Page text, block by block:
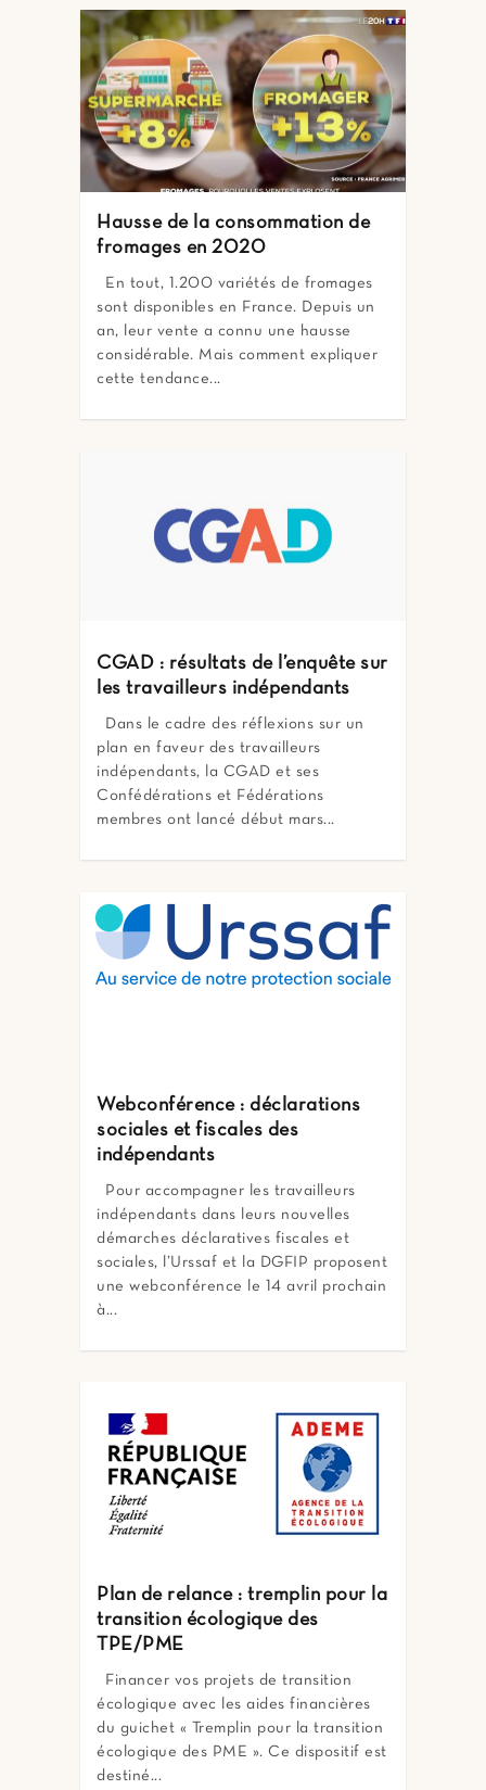
Hausse de la consommation de
fromages en 2020
En tout, 1.200 variétés de fromages
sont disponibles en France. Depuis un
an, leur vente a connu une hausse
considérable. Mais comment expliquer
cette tendance...
CGAD : résultats de l’enquête sur
les travailleurs indépendants
Dans le cadre des réflexions sur un
plan en faveur des travailleurs
indépendants, la CGAD et ses
Confédérations et Fédérations
membres ont lancé début mars...
Webconférence : déclarations
sociales et fiscales des
indépendants
Pour accompagner les travailleurs
indépendants dans leurs nouvelles
démarches déclaratives fiscales et
sociales, l’Urssaf et la DGFIP proposent
une webconférence le 14 avril prochain
à...
Plan de relance : tremplin pour la
transition écologique des
TPE/PME
Financer vos projets de transition
écologique avec les aides financières
du guichet « Tremplin pour la transition
écologique des PME ». Ce dispositif est
destiné...